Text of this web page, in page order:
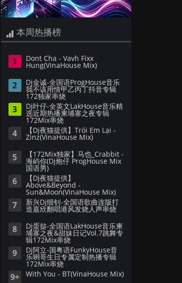
本周热播榜
1 Dont Cha - Vavh Fixx
Hung(VinaHouse Mix)
2 Dj金诚-全国语ProgHouse音乐
我不该用情甲乙丙丁抖音专辑
172独家串烧
3 Dj叶仔-全英文LakHouse音乐精
选近期热播柬埔寨之夜专辑
172Mix串烧
4 【Dj夜猫提供】Trói Em Lại -
Zinz(VinaHouse Mix)
5 【172Mix独家】马也_Crabbit -
海屿你(Dj炮仔 ProgHouse Mix
国语男)
6 【Dj夜猫提供】
Above&Beyond -
Sun&Moon(VinaHouse Mix)
7 新兴Dj细钊-全国语歌曲连版打
造嘉欣翻唱港风发烧人声串烧
8 Dj蛋挞-全国语LakHouse音乐柬
埔寨之夜&甜妹日记Vol.7跳舞专
辑172Mix串烧
9 Dj阿立-国粤语FunkyHouse音
乐咧哥生日专属定制热播专辑
172Mix串烧
9+ With You - BT(VinaHouse Mix)